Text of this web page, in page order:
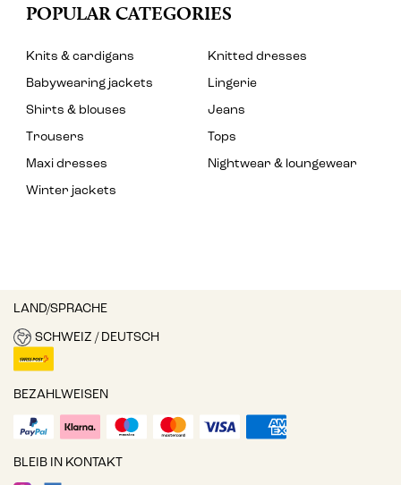
POPULAR CATEGORIES
Knits & cardigans
Knitted dresses
Babywearing jackets
Lingerie
Shirts & blouses
Jeans
Trousers
Tops
Maxi dresses
Nightwear & loungewear
Winter jackets
LAND/SPRACHE
SCHWEIZ / DEUTSCH
BEZAHLWEISEN
BLEIB IN KONTAKT